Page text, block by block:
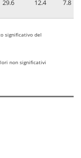
29.6 12.4 7.8
significativo del
non significativi